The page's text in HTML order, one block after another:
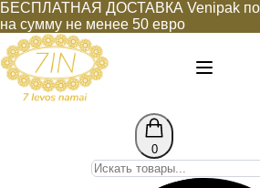
БЕСПЛАТНАЯ ДОСТАВКА Venipak
на сумму не менее 50 евро
0